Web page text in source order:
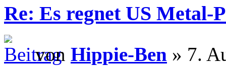
Re: Es regnet US Metal-
von Hippie-Ben » 7.